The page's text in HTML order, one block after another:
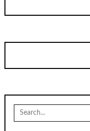
Search
for: